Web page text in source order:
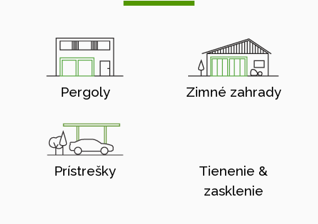
Pergoly Zimné zahrady
Prístrešky
Tienenie &
zasklenie